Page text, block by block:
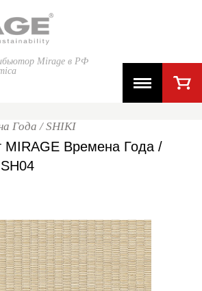
Mirage в РФ
Года / SHIKI
MIRAGE Времена Года /